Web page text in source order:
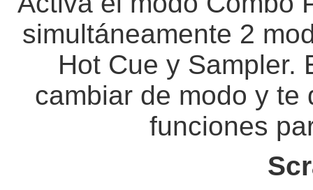
simultáneamente 2
Hot Cue y Sampler.
cambiar de modo y te
funciones